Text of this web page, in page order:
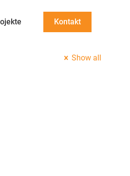
Kontakt
Show all